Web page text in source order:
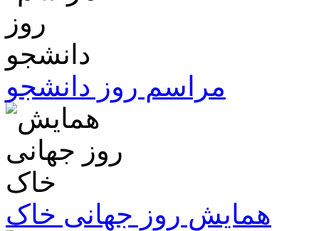
مراسم روز دانشجو
همایش روز جهانی خاک